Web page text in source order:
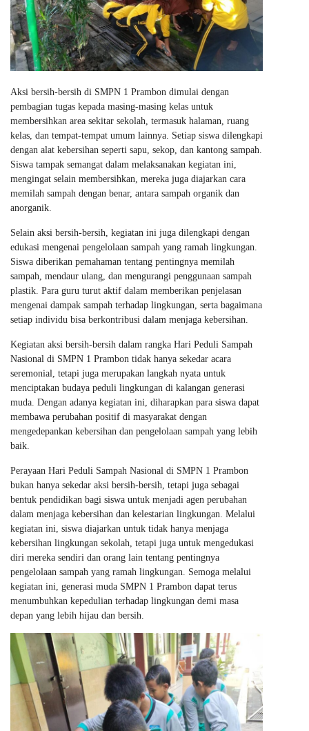
Aksi bersih-bersih di SMPN 1 Prambon dimulai dengan
pembagian tugas kepada masing-masing kelas untuk
membersihkan area sekitar sekolah, termasuk halaman, ruang
kelas, dan tempat-tempat umum lainnya. Setiap siswa dilengkapi
dengan alat kebersihan seperti sapu, sekop, dan kantong sampah.
Siswa tampak semangat dalam melaksanakan kegiatan ini,
mengingat selain membersihkan, mereka juga diajarkan cara
memilah sampah dengan benar, antara sampah organik dan
anorganik.
Selain aksi bersih-bersih, kegiatan ini juga dilengkapi dengan
edukasi mengenai pengelolaan sampah yang ramah lingkungan.
Siswa diberikan pemahaman tentang pentingnya memilah
sampah, mendaur ulang, dan mengurangi penggunaan sampah
plastik. Para guru turut aktif dalam memberikan penjelasan
mengenai dampak sampah terhadap lingkungan, serta bagaimana
setiap individu bisa berkontribusi dalam menjaga kebersihan.
Kegiatan aksi bersih-bersih dalam rangka Hari Peduli Sampah
Nasional di SMPN 1 Prambon tidak hanya sekedar acara
seremonial, tetapi juga merupakan langkah nyata untuk
menciptakan budaya peduli lingkungan di kalangan generasi
muda. Dengan adanya kegiatan ini, diharapkan para siswa dapat
membawa perubahan positif di masyarakat dengan
mengedepankan kebersihan dan pengelolaan sampah yang lebih
baik.
Perayaan Hari Peduli Sampah Nasional di SMPN 1 Prambon
bukan hanya sekedar aksi bersih-bersih, tetapi juga sebagai
bentuk pendidikan bagi siswa untuk menjadi agen perubahan
dalam menjaga kebersihan dan kelestarian lingkungan. Melalui
kegiatan ini, siswa diajarkan untuk tidak hanya menjaga
kebersihan lingkungan sekolah, tetapi juga untuk mengedukasi
diri mereka sendiri dan orang lain tentang pentingnya
pengelolaan sampah yang ramah lingkungan. Semoga melalui
kegiatan ini, generasi muda SMPN 1 Prambon dapat terus
menumbuhkan kepedulian terhadap lingkungan demi masa
depan yang lebih hijau dan bersih.